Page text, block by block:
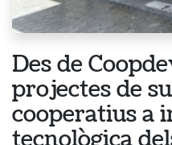
Des de
projectes de
cooperatius a